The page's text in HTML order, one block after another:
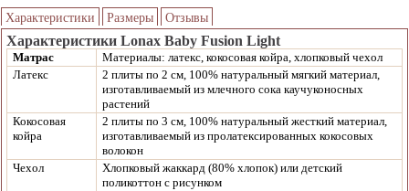
Характеристики Размеры Отзывы
Характеристики Lonax Baby Fusion Light
Матрас
Материалы: латекс, кокосовая койра, хлопковый чехол
Латекс
2 плиты по 2 см, 100% натуральный мягкий материал,
изготавливаемый из млечного сока каучуконосных
растений
Кокосовая
койра
2 плиты по 3 см, 100% натуральный жесткий материал,
изготавливаемый из пролатексированных кокосовых
волокон
Чехол
Хлопковый жаккард (80% хлопок) или детский
поликоттон с рисунком